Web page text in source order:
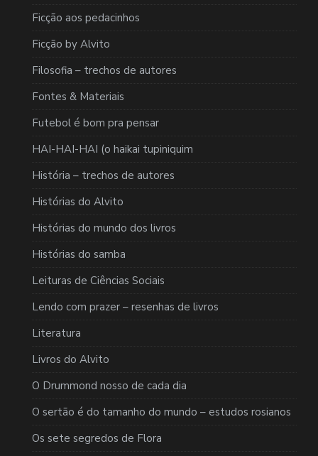
Ficção aos pedacinhos
Ficção by Alvito
Filosofia – trechos de autores
Fontes & Materiais
Futebol é bom pra pensar
HAI-HAI-HAI (o haikai tupiniquim
História – trechos de autores
Histórias do Alvito
Histórias do mundo dos livros
Histórias do samba
Leituras de Ciências Sociais
Lendo com prazer – resenhas de livros
Literatura
Livros do Alvito
O Drummond nosso de cada dia
O sertão é do tamanho do mundo – estudos rosianos
Os sete segredos de Flora